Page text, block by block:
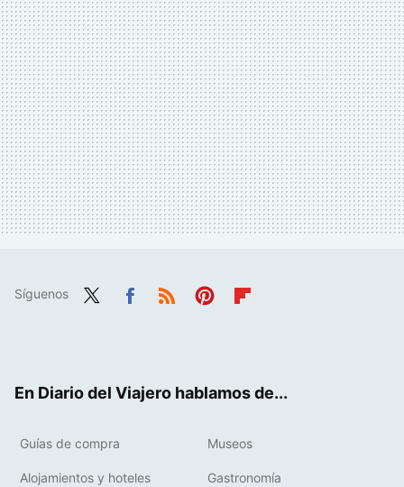
Síguenos
En Diario del Viajero hablamos de...
Guías de compra Museos
Alojamientos y hoteles Gastronomía